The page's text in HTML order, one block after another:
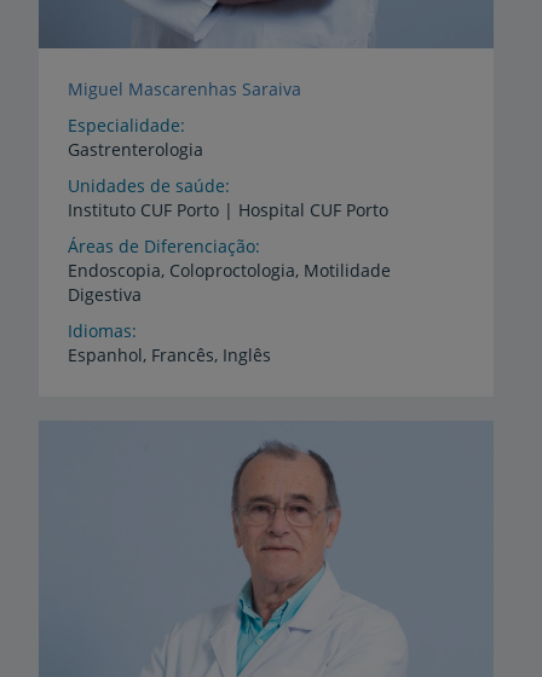
Miguel Mascarenhas Saraiva
Especialidade
Gastrenterologia
Unidades de saúde
Instituto CUF Porto | Hospital CUF Porto
Áreas de Diferenciação
Endoscopia, Coloproctologia, Motilidade
Digestiva
Idiomas
Espanhol, Francês, Inglês